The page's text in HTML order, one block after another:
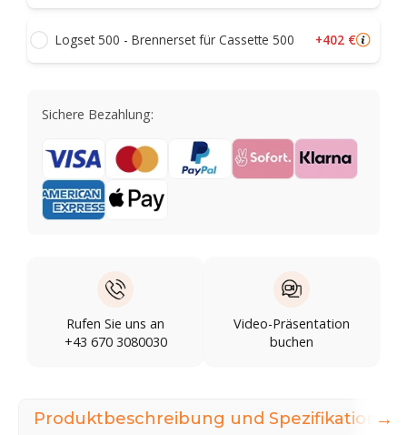
Logset 500 - Brennerset für Cassette 500 +402 €
Sichere Bezahlung:
Rufen Sie uns an
+43 670 3080030
Video-Präsentation
buchen
Produktbeschreibung und Spezifikationen
→